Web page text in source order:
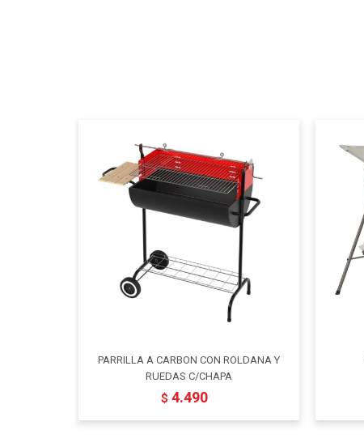
PARRILLA A CARBON CON ROLDANA Y
RUEDAS C/CHAPA
$ 4.490